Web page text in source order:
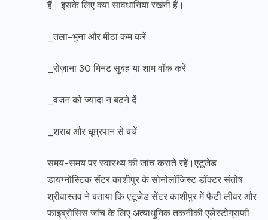
हैं। इसके लिए क्या सावधानियां रखनी हैं।
_तला-भुना और मीठा कम करें
_रोज़ाना 30 मिनट सुबह या शाम वॉक करें
_वजन को ज्यादा न बढ़ने दें
_शराब और धूम्रपान से बचें
समय-समय पर स्वास्थ्य की जांच कराते रहें।एटूजेड
डायग्नोस्टिक सेंटर काशीपुर के सोनोलॉजिस्ट डॉक्टर संतोष
श्रीवास्तव ने बताया कि एटूजेड सेंटर काशीपुर में फैटी लीवर और
फाइब्रोसिस जांच के लिए अत्याधुनिक तकनीकी एलेस्टोग्राफी